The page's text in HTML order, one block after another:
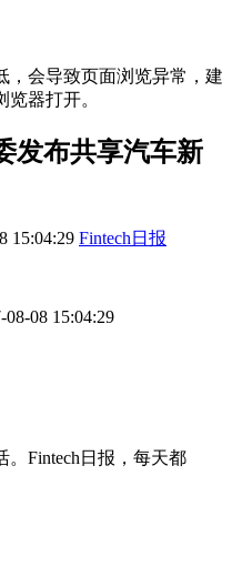
，会导致页面浏览异常，建
器打开。
发布共享汽车新
15:04:29 Fintech日报
08 15:04:29
。Fintech日报，每天都